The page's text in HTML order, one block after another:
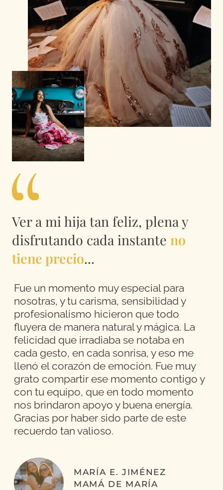
Ver a mi hija tan feliz, plena y
disfrutando cada instante no
tiene precio...
Fue un momento muy especial para
nosotras, y tu carisma, sensibilidad y
profesionalismo hicieron que todo
fluyera de manera natural y mágica. La
felicidad que irradiaba se notaba en
cada gesto, en cada sonrisa, y eso me
llenó el corazón de emoción. Fue muy
grato compartir ese momento contigo y
con tu equipo, que en todo momento
nos brindaron apoyo y buena energía.
Gracias por haber sido parte de este
recuerdo tan valioso.
MARÍA E. JIMÉNEZ
MAMÁ DE MARÍA